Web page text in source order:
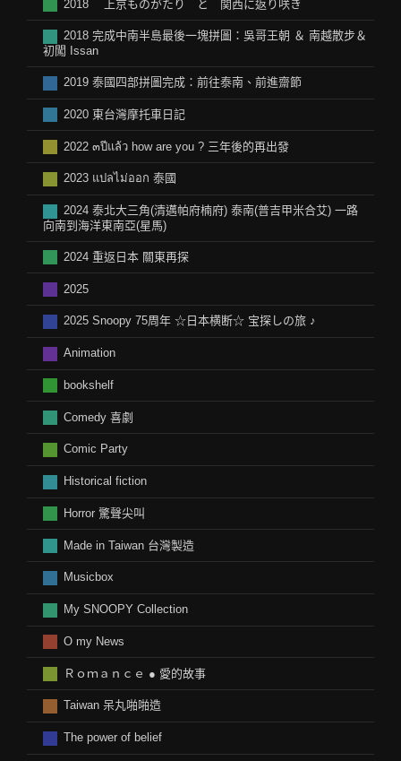
2018 上京ものがたり と 関西に返り咲き
2018 完成中南半島最後一塊拼圖：吳哥王朝 ＆ 南越散步＆
初闖 Issan
2019 泰國四部拼圖完成：前往泰南、前進齋節
2020 東台灣摩托車日記
2022 ๓ปีแล้ว how are you ? 三年後的再出發
2023 แปลไม่ออก 泰國
2024 泰北大三角(清邁帕府楠府) 泰南(普吉甲米合艾) 一路
向南到海洋東南亞(星馬)
2024 重返日本 關東再探
2025
2025 Snoopy 75周年 ☆日本横断☆ 宝探しの旅 ♪
Animation
bookshelf
Comedy 喜劇
Comic Party
Historical fiction
Horror 驚聲尖叫
Made in Taiwan 台灣製造
Musicbox
My SNOOPY Collection
O my News
Ｒｏｍａｎｃｅ ● 愛的故事
Taiwan 呆丸啪啪造
The power of belief